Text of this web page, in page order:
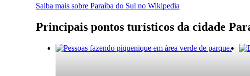
Saiba mais sobre Paraíba do Sul no Wikipedia
Principais pontos turísticos da cidade